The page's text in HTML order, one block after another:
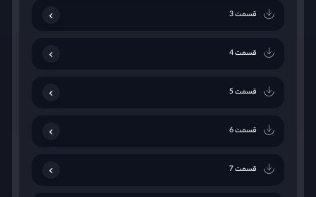
قسمت 3
قسمت 4
قسمت 5
قسمت 6
قسمت 7